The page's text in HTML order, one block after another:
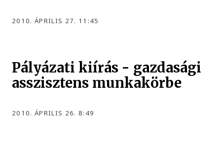
2010. ÁPRILIS 27. 11:45
Pályázati kiírás - gazdasági
asszisztens munkakörbe
2010. ÁPRILIS 26. 8:49